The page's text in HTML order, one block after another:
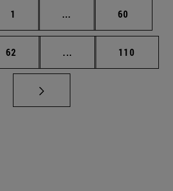
Página
1 ... Páginas intermedias
Página
60
Página
62 ... Páginas intermedias
Página
110